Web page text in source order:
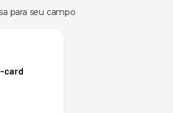
para seu campo